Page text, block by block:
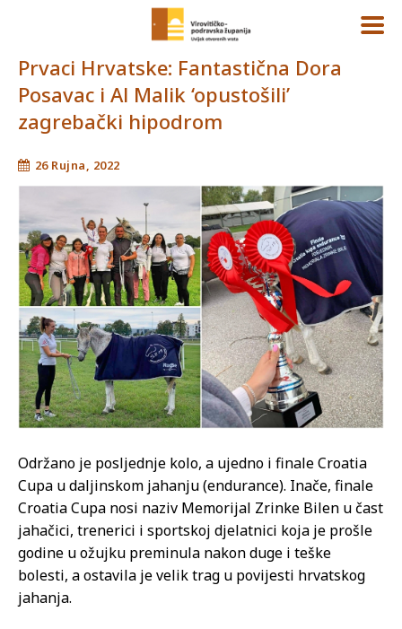
Prvaci Hrvatske: Fantastična Dora
Posavac i Al Malik ‘opustošili’
zagrebački hipodrom
26 Rujna, 2022
Održano je posljednje kolo, a ujedno i finale Croatia
Cupa u daljinskom jahanju (endurance). Inače, finale
Croatia Cupa nosi naziv Memorijal Zrinke Bilen u čast
jahačici, trenerici i sportskoj djelatnici koja je prošle
godine u ožujku preminula nakon duge i teške
bolesti, a ostavila je velik trag u povijesti hrvatskog
jahanja.